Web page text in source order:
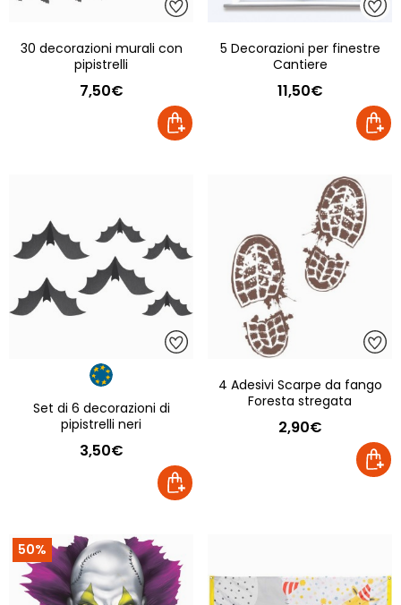
30 decorazioni murali con
pipistrelli
7,50€
5 Decorazioni per finestre
Cantiere
11,50€
Set di 6 decorazioni di
pipistrelli neri
3,50€
4 Adesivi Scarpe da fango
Foresta stregata
2,90€
50%